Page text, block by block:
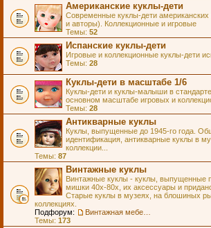
Американские куклы-дети
Современные куклы-дети американских
и авторы). Коллекционные и игровые
Темы: 52
Испанские куклы-дети
Игровые и коллекционные куклы-дети
Темы: 28
Куклы-дети в масштабе 1/6
Куклы-дети и куклы-малыши в
основном масштабе игровых и
Темы: 28
Антикварные куклы
Куклы, выпущенные до 1945-го года.
идентификация, антикварные куклы в
коллекции...
Темы: 87
Винтажные куклы
Винтажные куклы - куклы, выпущенные
мишки 40х-80х, их аксессуары и
Старые куклы в музеях, на блошиных
коллекциях.
Подфорум:
Темы: 173